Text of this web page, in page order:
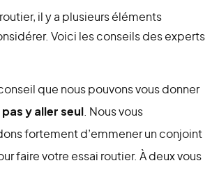
il y a plusieurs éléments
Voici les conseils des experts
que nous pouvons vous donner
pas y aller seul . Nous vous
fortement d’emmener un conjoint
faire votre essai routier. À deux vous